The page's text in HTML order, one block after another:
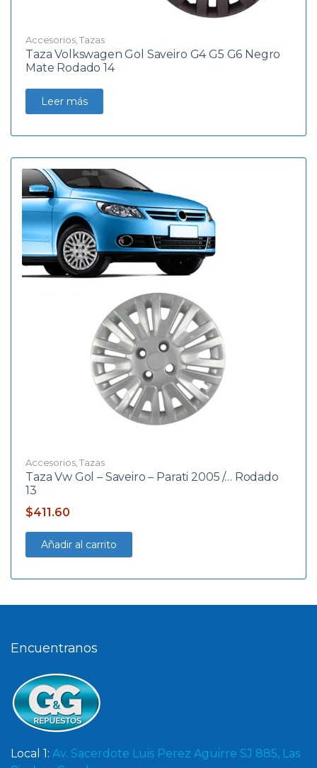
Accesorios,Tazas
Taza Volkswagen Gol Saveiro G4 G5 G6 Negro
Mate Rodado 14
Leer más
Accesorios,Tazas
Taza Vw Gol – Saveiro – Parati 2005 /… Rodado
13
$411.60
Añadir al carrito
Encuentranos
Local 1: Av. Sacerdote Luis Perez Aguirre SJ 885, Las